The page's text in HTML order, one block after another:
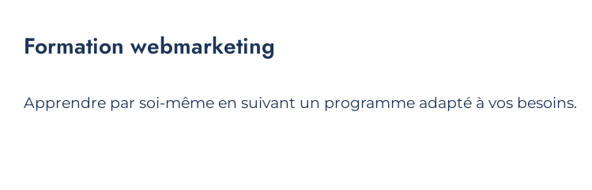
Formation webmarketing
Apprendre par soi-même en suivant un programme adapté à vos besoins.